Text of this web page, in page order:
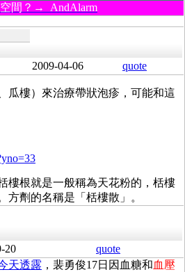
間？→ AndAlarm
2009-04-06 quote
瓜樓）來治療帶狀泡疹，可能和這
樓根就是一般稱為天花粉的，栝樓
方劑的名稱是「栝樓散」。
20
quote
天透露 ，裴勇俊17日因血糖和血壓